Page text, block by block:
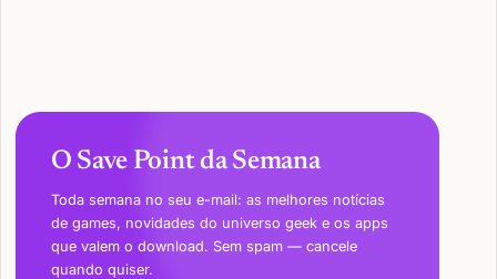
O Save Point da Semana
Toda semana no seu e-mail: as melhores notícias
de games, novidades do universo geek e os apps
que valem o download. Sem spam — cancele
quando quiser.